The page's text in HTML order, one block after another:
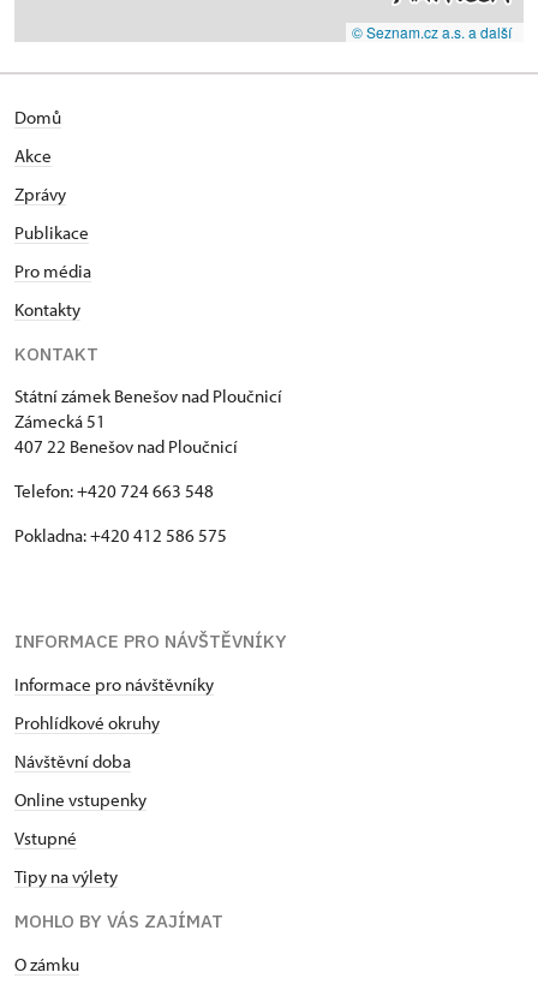
© Seznam.cz a.s. a další
Domů
Akce
Zprávy
Publikace
Pro média
Kontakty
KONTAKT
Státní zámek Benešov nad Ploučnicí
Zámecká 51
407 22 Benešov nad Ploučnicí
Telefon: +420 724 663 548
Pokladna: +420 412 586 575
INFORMACE PRO NÁVŠTĚVNÍKY
Informace pro návštěvníky
Prohlídkové okruhy
Návštěvní doba
Online vstupenky
Vstupné
Tipy na výlety
MOHLO BY VÁS ZAJÍMAT
O zámku